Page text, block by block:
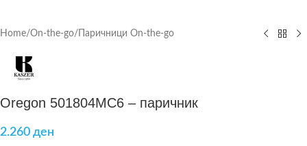
Home/On-the-go/ Паричници On-the-go
Oregon 501804MC6 – паричник
2.260 ден